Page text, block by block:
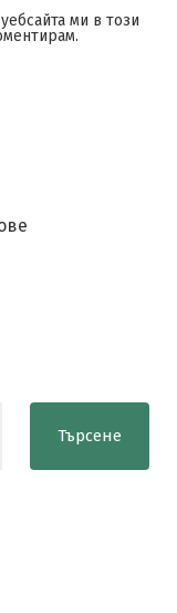
ми в този